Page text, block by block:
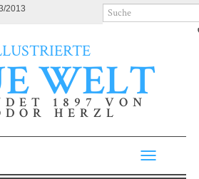
2013
WELT
1897 VON
HERZL
Toggle